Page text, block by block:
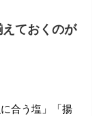
ておくのが
合う塩」「揚